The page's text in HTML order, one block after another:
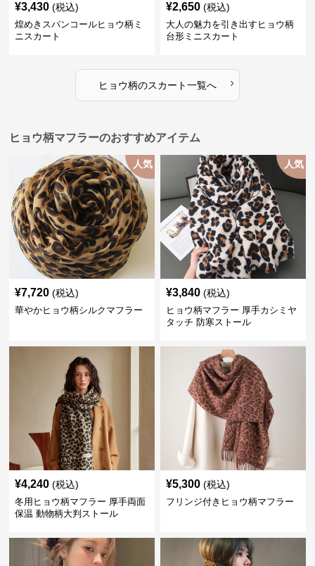
¥3,430 (税込)
煌めきスパンコールヒョウ柄ミ
ニスカート
¥2,650 (税込)
大人の魅力を引き出すヒョウ柄
台形ミニスカート
ヒョウ柄のスカート一覧へ ›
ヒョウ柄マフラーのおすすめアイテム
人気
¥7,720 (税込)
華やかヒョウ柄シルクマフラー
人気
¥3,840 (税込)
ヒョウ柄マフラー 厚手カシミヤ
タッチ 防寒ストール
¥4,240 (税込)
冬用ヒョウ柄マフラー 厚手両面
保温 動物柄大判ストール
¥5,300 (税込)
フリンジ付きヒョウ柄マフラー